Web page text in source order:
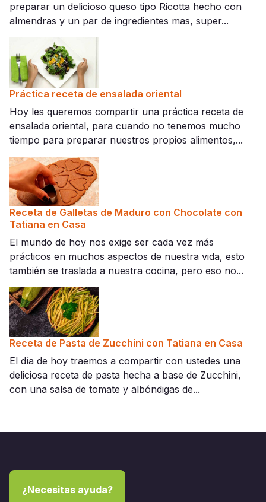
preparar un delicioso queso tipo Ricotta hecho con
almendras y un par de ingredientes mas, super...
Práctica receta de ensalada oriental
Hoy les queremos compartir una práctica receta de
ensalada oriental, para cuando no tenemos mucho
tiempo para preparar nuestros propios alimentos,...
Receta de Galletas de Maduro con Chocolate con
Tatiana en Casa
El mundo de hoy nos exige ser cada vez más
prácticos en muchos aspectos de nuestra vida, esto
también se traslada a nuestra cocina, pero eso no...
Receta de Pasta de Zucchini con Tatiana en Casa
El día de hoy traemos a compartir con ustedes una
deliciosa receta de pasta hecha a base de Zucchini,
con una salsa de tomate y albóndigas de...
¿Necesitas ayuda?